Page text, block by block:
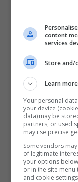
content
services
Store and/
Learn more
Your personal
your device
data) may be
partners, or used
may use precise
Some vendors
of legitimate
your options
or in the site
and cookie settings.